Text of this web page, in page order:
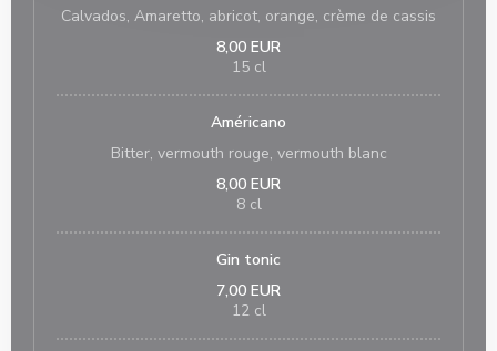
Calvados, Amaretto, abricot, orange, crème de cassis
8,00 EUR
15 cl
Américano
Bitter, vermouth rouge, vermouth blanc
8,00 EUR
8 cl
Gin tonic
7,00 EUR
12 cl